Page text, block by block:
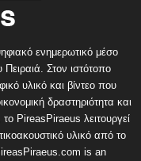
ενημερωτικό μέσο
Στον ιστότοπο
υλικό και βίντεο που
δραστηριότητα και
PireasPiraeus λειτουργεί
υλικό από το
is an